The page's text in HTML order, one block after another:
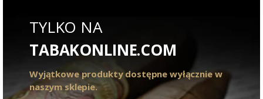
TYLKO NA
TABAKONLINE.COM
Wyjątkowe produkty dostępne wyłącznie w
naszym sklepie.